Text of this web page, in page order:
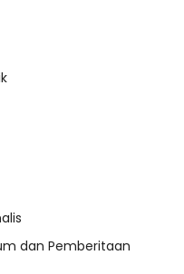
dan Pemberitaan